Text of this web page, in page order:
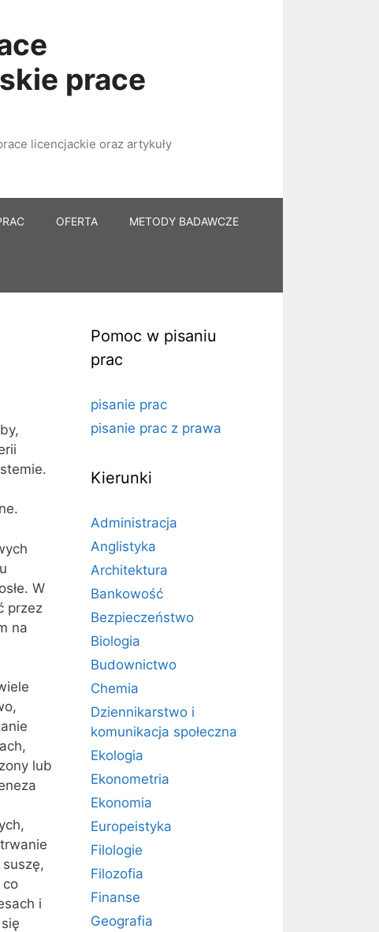
prace
licencjackie oraz artykuły
OFERTA METODY BADAWCZE
W
przez
na
lub
co
i
Pomoc w pisaniu
prac
pisanie prac
pisanie prac z prawa
Kierunki
Administracja
Anglistyka
Architektura
Bankowość
Bezpieczeństwo
Biologia
Budownictwo
Chemia
Dziennikarstwo i
komunikacja społeczna
Ekologia
Ekonometria
Ekonomia
Europeistyka
Filologie
Filozofia
Finanse
Geografia